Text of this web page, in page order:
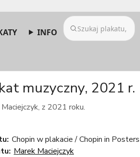
INFO
muzyczny, 2021 r.
z 2021 roku.
Chopin w plakacie / Chopin in Posters
Marek Maciejczyk